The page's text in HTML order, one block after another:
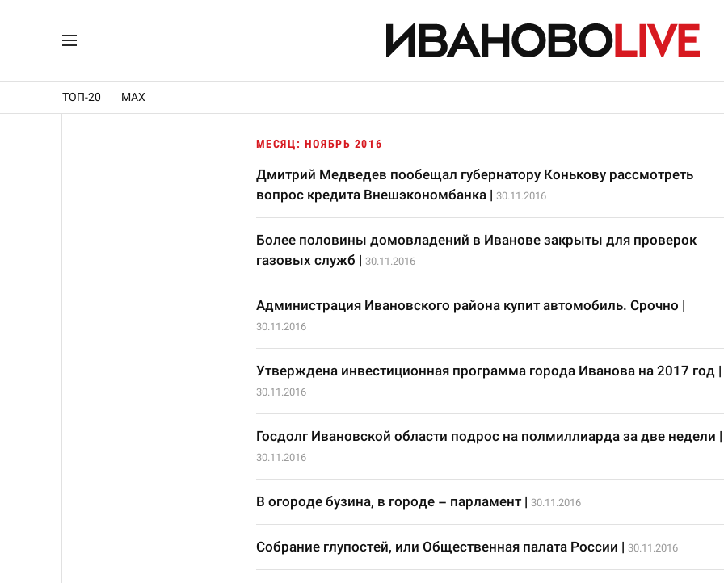
ТОП-20 MAX
МЕСЯЦ: НОЯБРЬ 2016
Дмитрий Медведев пообещал губернатору Конькову рассмотреть
вопрос кредита Внешэкономбанка| 30.11.2016
Более половины домовладений в Иванове закрыты для проверок
газовых служб | 30.11.2016
Администрация Ивановского района купит автомобиль. Срочно |
30.11.2016
Утверждена инвестиционная программа города Иванова на 2017 год|
30.11.2016
Госдолг Ивановской области подрос на полмиллиарда за две недели |
30.11.2016
В огороде бузина, в городе – парламент| 30.11.2016
Собрание глупостей, или Общественная палата России | 30.11.2016